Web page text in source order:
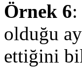
Örnek 6
olduğu
ettiğini